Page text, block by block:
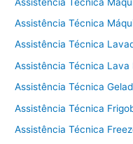
n
a
f
Assistência Técnica
Assistência Técnica
Assistência Técnica Lava
Assistência Técnica
Assistência Técnica
Assistência Técnica